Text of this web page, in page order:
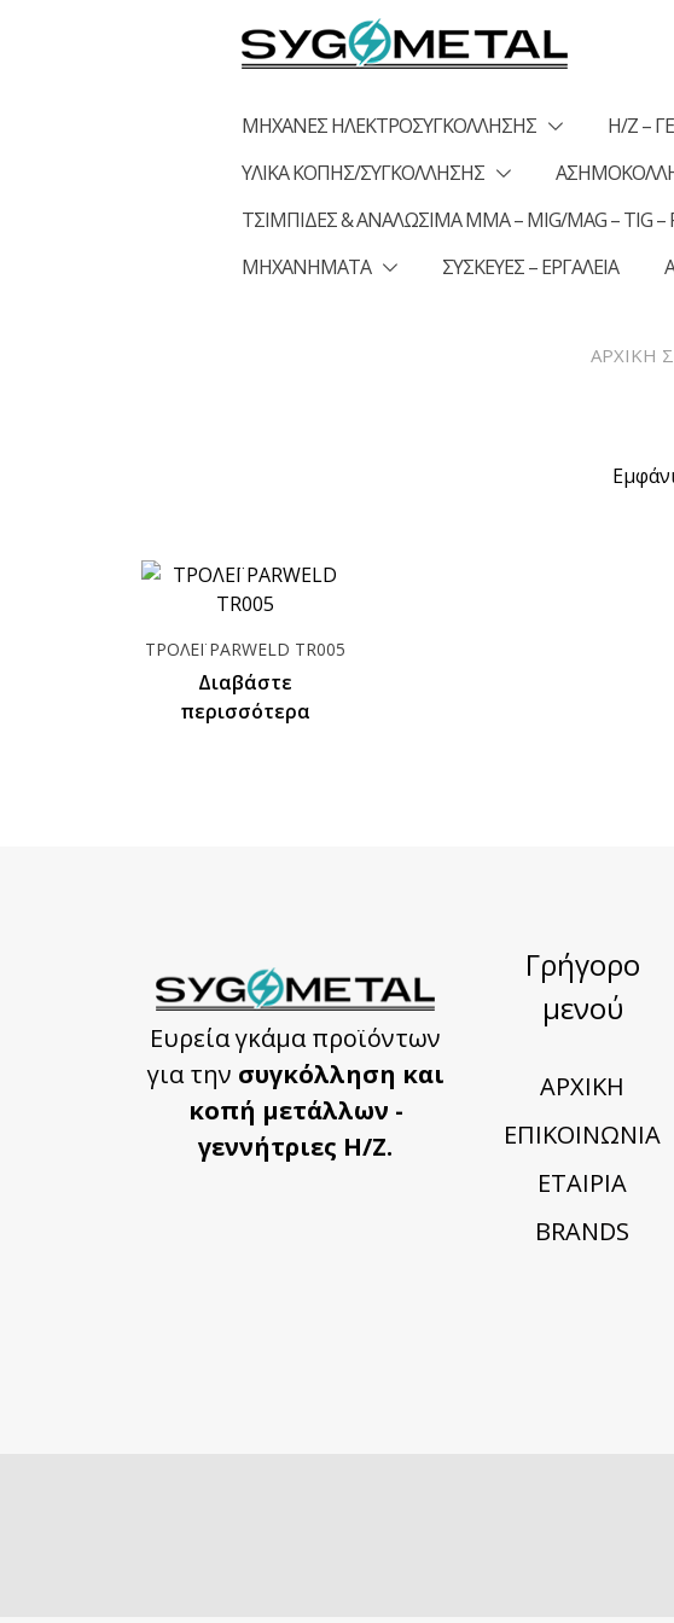
ΜΗΧΑΝΕΣ ΗΛΕΚΤΡΟΣΥΓΚΟΛΛΗΣΗΣ
Η/Ζ –
ΥΛΙΚΑ ΚΟΠΗΣ/ΣΥΓΚΟΛΛΗΣΗΣ
ΤΣΙΜΠΙΔΕΣ & ΑΝΑΛΩΣΙΜΑ MMA – MIG/MAG – TIG –
ΜΗΧΑΝΗΜΑΤΑ
ΣΥΣΚΕΥΕΣ – ΕΡΓΑΛΕΙΑ
ΑΡΧΙΚΉ
ΤΡΟΛΕΪ PARWELD TR005
Διαβάστε
περισσότερα
Ευρεία γκάμα προϊόντων
για την συγκόλληση και
κοπή μετάλλων -
γεννήτριες Η/Ζ.
Γρήγορο
μενού
ΑΡΧΙΚΗ
ΕΠΙΚΟΙΝΩΝΙΑ
ΕΤΑΙΡΙΑ
BRANDS